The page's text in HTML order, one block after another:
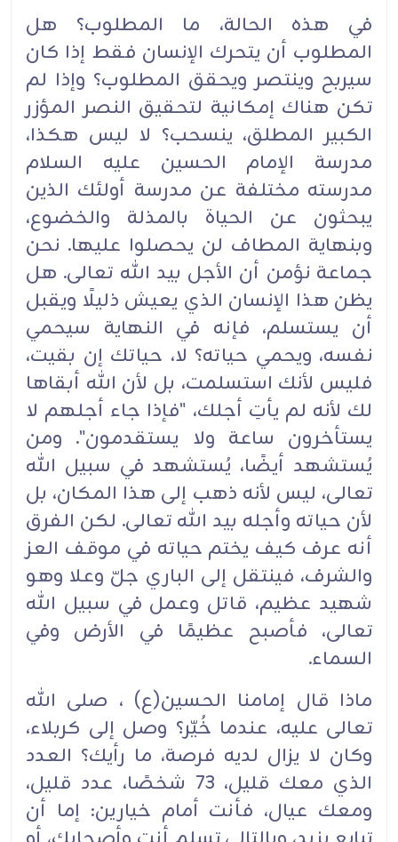
في هذه الحالة، ما المطلوب؟ هل
المطلوب أن يتحرك الإنسان فقط إذا كان
سيربح وينتصر ويحقق المطلوب؟ ‏وإذا لم
تكن هناك إمكانية ‏لتحقيق النصر المؤزر
الكبير المطلق، ينسحب؟ لا ليس هكذا،
مدرسة الإمام الحسين ‏عليه السلام
مدرسته مختلفة عن مدرسة أولئك الذين
يبحثون عن الحياة بالمذلة والخضوع،
وبنهاية المطاف ‏لن يحصلوا عليها.‏ نحن
جماعة نؤمن أن الأجل بيد الله تعالى. هل
يظن هذا الإنسان الذي يعيش ذليلًا ويقبل
‏أن يستسلم، فإنه في النهاية ‏سيحمي
نفسه، ويحمي حياته؟ لا، حياتك إن بقيت،
فليس لأنك استسلمت، بل لأن ‏الله أبقاها
لك لأنه لم يأتِ ‏أجلك، "فإذا جاء أجلهم لا
يستأخرون ساعة ولا يستقدمون". ومن
يُستشهد أيضًا، ‏يُستشهد في سبيل الله
تعالى، ليس لأنه ذهب إلى هذا المكان، بل
لأن حياته وأجله بيد الله تعالى.‏ لكن الفرق
أنه ‏عرف كيف يختم حياته في موقف العز
والشرف، فينتقل إلى الباري جلّ وعلا وهو
شهيد ‏عظيم، قاتل وعمل ‏في سبيل الله
تعالى، فأصبح عظيمًا في الأرض وفي
السماء.‏
ماذا قال إمامنا الحسين(ع) ، صلى الله
تعالى عليه، عندما خُيّر؟ وصل إلى كربلاء،
وكان لا يزال لديه فرصة، ما ‏رأيك؟ العدد
الذي معك قليل، 73 شخصًا، عدد قليل،
‏ومعك عيال، فأنت أمام خيارين:‏ إما أن